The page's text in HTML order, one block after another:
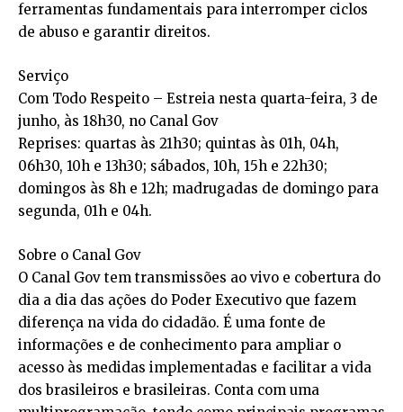
ferramentas fundamentais para interromper ciclos
de abuso e garantir direitos.
Serviço
Com Todo Respeito – Estreia nesta quarta-feira, 3 de
junho, às 18h30, no Canal Gov
Reprises: quartas às 21h30; quintas às 01h, 04h,
06h30, 10h e 13h30; sábados, 10h, 15h e 22h30;
domingos às 8h e 12h; madrugadas de domingo para
segunda, 01h e 04h.
Sobre o Canal Gov
O Canal Gov tem transmissões ao vivo e cobertura do
dia a dia das ações do Poder Executivo que fazem
diferença na vida do cidadão. É uma fonte de
informações e de conhecimento para ampliar o
acesso às medidas implementadas e facilitar a vida
dos brasileiros e brasileiras. Conta com uma